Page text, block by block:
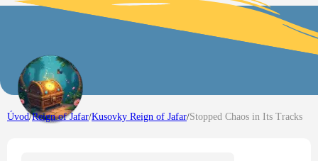
Úvod/Reign of Jafar/Kusovky Reign of Jafar/Stopped Chaos in Its Tracks